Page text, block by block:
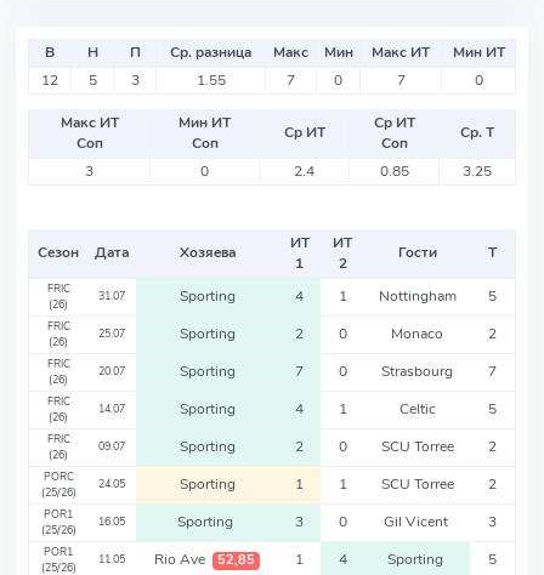
В Н П Ср. разница Макс Мин Макс ИТ
Мин ИТ
12
5 3 1.55 7 0 7 0
Макс ИТ
Соп
Мин ИТ
Соп
Ср ИТ
Ср ИТ
Соп
Ср. Т
3
0 2.4 0.85 3.25
Сезон Дата Хозяева
ИТ
1
ИТ
2
Гости Т
FRIC
(26)
31.07 Sporting 4 1 Nottingham 5
FRIC
(26)
25.07 Sporting 2 0 Monaco 2
FRIC
(26)
20.07 Sporting 7 0 Strasbourg 7
FRIC
(26)
14.07 Sporting 4 1 Celtic 5
FRIC
(26)
09.07 Sporting 2 0 SCU Torree 2
PORC
(25/26)
24.05 Sporting 1 1 SCU Torree 2
POR1
(25/26)
16.05 Sporting 3 0 Gil Vicent 3
POR1
(25/26)
11.05 Rio Ave 52,85 1 4 Sporting 5